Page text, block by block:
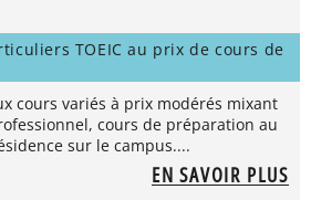
TOEIC au prix de cours de
cours variés à prix modérés mixant
cours de préparation au
sur le campus....
EN SAVOIR PLUS